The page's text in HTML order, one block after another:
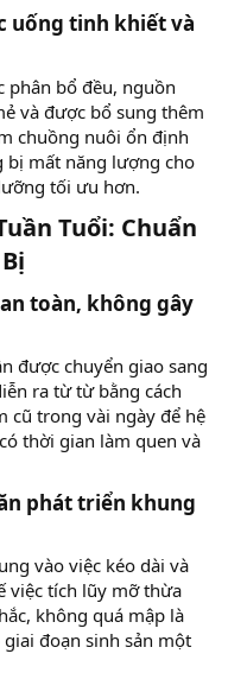
uống tinh khiết và
phân bổ đều, nguồn
và được bổ sung thêm
chuồng nuôi ổn định
bị mất năng lượng cho
tối ưu hơn.
Tuổi: Chuẩn
toàn, không gây
được chuyển giao sang
ra từ từ bằng cách
cũ trong vài ngày để hệ
thời gian làm quen và
phát triển khung
vào việc kéo dài và
việc tích lũy mỡ thừa
không quá mập là
đoạn sinh sản một